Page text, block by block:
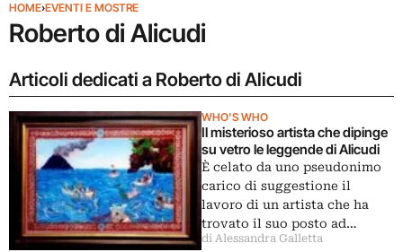
HOME›EVENTI E MOSTRE
Roberto di Alicudi
Articoli dedicati a Roberto di Alicudi
WHO'S WHO
Il misterioso artista che dipinge
su vetro le leggende di Alicudi
È celato da uno pseudonimo
carico di suggestione il
lavoro di un artista che ha
trovato il suo posto ad…
di Alessandra Galletta